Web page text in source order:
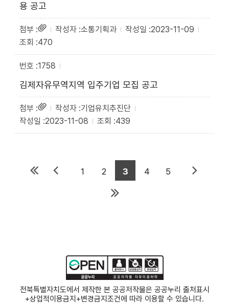
용 공고
소통기획과
2023-11-09
470
1758
김제자유무역지역 입주기업 모집 공고
기업유치추진단
2023-11-08
439
1 2 3 4 5
전북특별자치도에서 제작한 본 공공저작물은 공공누리 출처표시
+상업적이용금지+변경금지 조건에 따라 이용할 수 있습니다.